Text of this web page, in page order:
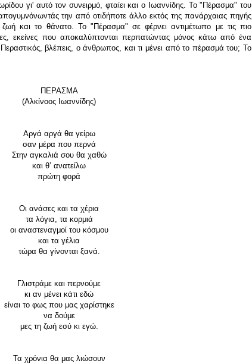
γι' αυτό τον συνειρμό, φταίει και ο Ιωαννίδης. Το "Πέρασμα" του
την από οτιδήποτε άλλο εκτός της πανάρχαιας πηγής
ζωή και το θάνατο. Το "Πέρασμα" σε φέρνει αντιμέτωπο με τις πιο
εκείνες που αποκαλύπτονται περπατώντας μόνος κάτω από ένα
βλέπεις, ο άνθρωπος, και τι μένει από το πέρασμά του; Το
ΠΕΡΑΣΜΑ
(Αλκίνοος Ιωαννίδης)
Αργά αργά θα γείρω
σαν μέρα που περνά
Στην αγκαλιά σου θα χαθώ
και θ’ ανατείλω
πρώτη φορά
Οι ανάσες και τα χέρια
τα λόγια, τα κορμιά
οι αναστεναγμοί του κόσμου
και τα γέλια
τώρα θα γίνονται ξανά.
Γλιστράμε και περνούμε
κι αν μένει κάτι εδώ
είναι το φως που μας χαρίστηκε
να δούμε
μες τη ζωή εσύ κι εγώ.
Τα χρόνια θα μας λιώσουν